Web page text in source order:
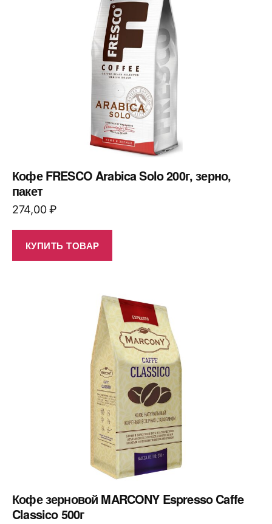
Кофе FRESCO Arabica Solo 200г, зерно,
пакет
274,00₽
КУПИТЬ ТОВАР
Кофе зерновой MARCONY Espresso Caffe
Classico 500г